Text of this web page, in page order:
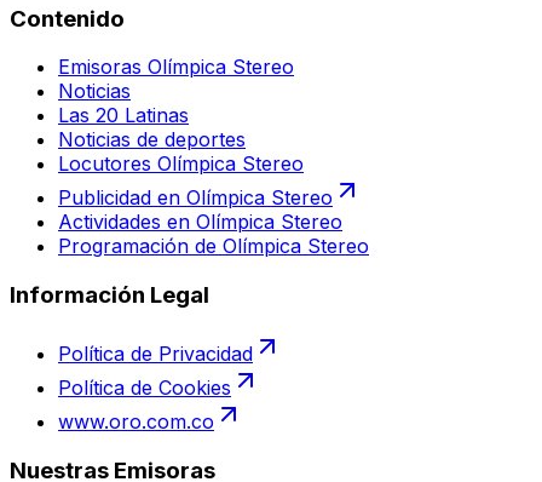
Contenido
Emisoras Olímpica Stereo
Noticias
Las 20 Latinas
Noticias de deportes
Locutores Olímpica Stereo
Publicidad en Olímpica Stereo
Actividades en Olímpica Stereo
Programación de Olímpica Stereo
Información Legal
Política de Privacidad
Política de Cookies
www.oro.com.co
Nuestras Emisoras